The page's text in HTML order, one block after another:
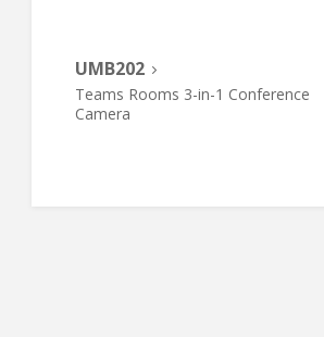
UMB202
Teams Rooms 3-in-1 Conference
Camera